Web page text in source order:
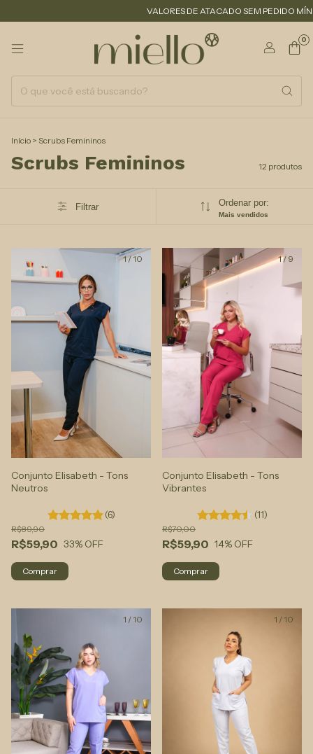
VALORES DE ATACADO SEM PEDIDO MÍNIMO!
0
Início > Scrubs Femininos
Scrubs Femininos 12 produtos
Filtrar Ordenar por:
Mais vendidos
1/10
Conjunto Elisabeth - Tons
Neutros
(6)
R$59,90
R$89,90
33% OFF
Comprar
1/ 9
Conjunto Elisabeth - Tons
Vibrantes
(11)
R$59,90
R$70,00
14% OFF
Comprar
1 /10 1 / 10